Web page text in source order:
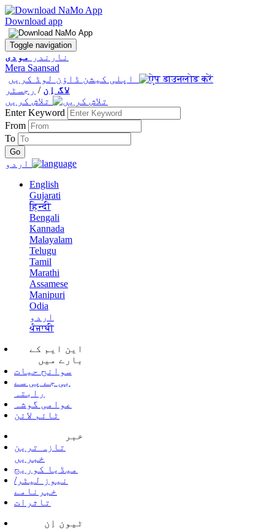
Download app
Toggle navigation
نارندر
مودی
Mera Saansad
اپلی کیشن ڈاؤن لوڈ کریں
لاگ اِن / رجسٹر
Enter Keyword
From
To
English
Gujarati
हिन्दी
Bengali
Kannada
Malayalam
Telugu
Tamil
Marathi
Assamese
Manipuri
Odia
اردو
ਪੰਜਾਬੀ
این ایم کے
بارے میں
سوانح حیات
بی جے پی سے
رابتہ
عوامی گوشہ
ٹائم لائن
خبر
تازہ ترین
خبریں
میڈیا کوریج
نیوز لیٹر/
خبرنامے
تاثرات
ٹیون اِن